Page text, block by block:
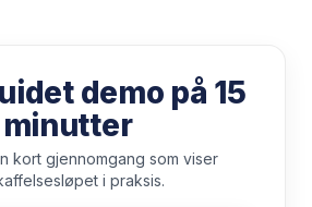
demo på 15
minutter
kort gjennomgang som viser
i praksis.